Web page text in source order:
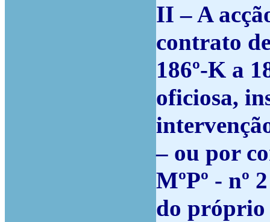
II – A
contrato
186º-K a
oficiosa,
– ou por
MºPº - nº
do próprio